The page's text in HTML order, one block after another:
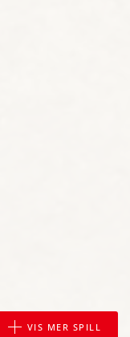
VIS MER SPILL